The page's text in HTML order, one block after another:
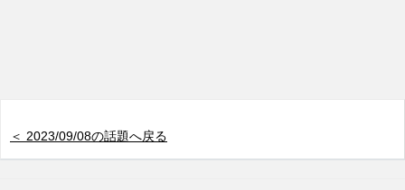
＜ 2023/09/08の話題へ戻る